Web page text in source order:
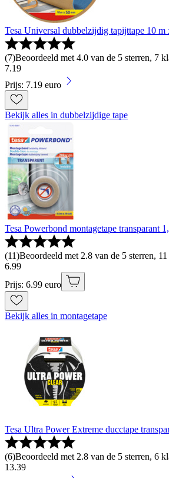
Tesa Universal dubbelzijdig tapijttape 10 m
(7)Beoordeeld met 4.0 van de 5 sterren, 7
7.19
Prijs: 7.19 euro
Bekijk alles in dubbelzijdige tape
Tesa Powerbond montagetape transparant
(11)Beoordeeld met 2.8 van de 5 sterren,
6.99
Prijs: 6.99 euro
Bekijk alles in montagetape
Tesa Ultra Power Extreme ducctape
(6)Beoordeeld met 2.8 van de 5 sterren, 6
13.39